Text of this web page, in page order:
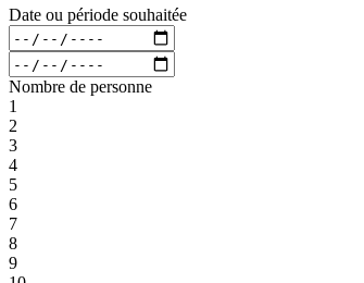
Date ou période souhaitée
Nombre de personne
1
2
3
4
5
6
7
8
9